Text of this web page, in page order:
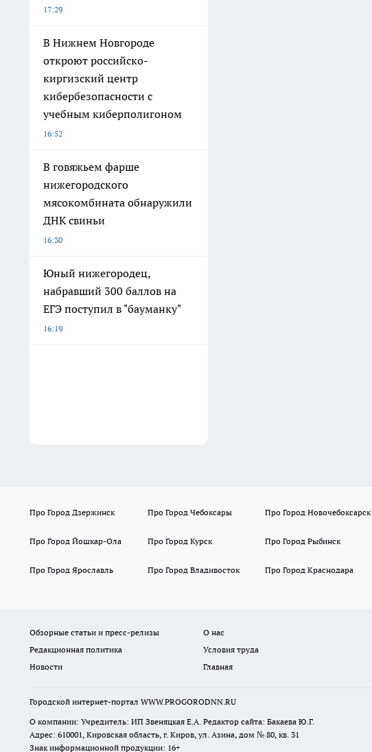
17:29
В Нижнем Новгороде
откроют российско-
киргизский центр
кибербезопасности с
учебным киберполигоном
16:52
В говяжьем фарше
нижегородского
мясокомбината обнаружили
ДНК свиньи
16:30
Юный нижегородец,
набравший 300 баллов на
ЕГЭ поступил в "бауманку"
16:19
Про Город Дзержинск Про Город Чебоксары Про Город Новочебоксарск
Про Город Йошкар-Ола Про Город Курск Про Город Рыбинск
Про Город Ярославль Про Город Владивосток Про Город Краснодара
Обзорные статьи и пресс-релизы О нас
Редакционная политика
Условия труда
Новости
Главная
Городской интернет-портал WWW.PROGORODNN.RU
О компании: Учредитель: ИП Звеняцкая Е.А. Редактор сайта: Бакаева Ю.Г.
Адрес: 610001, Кировская область, г. Киров, ул. Азина, дом № 80, кв. 31
Знак информационной продукции: 16+